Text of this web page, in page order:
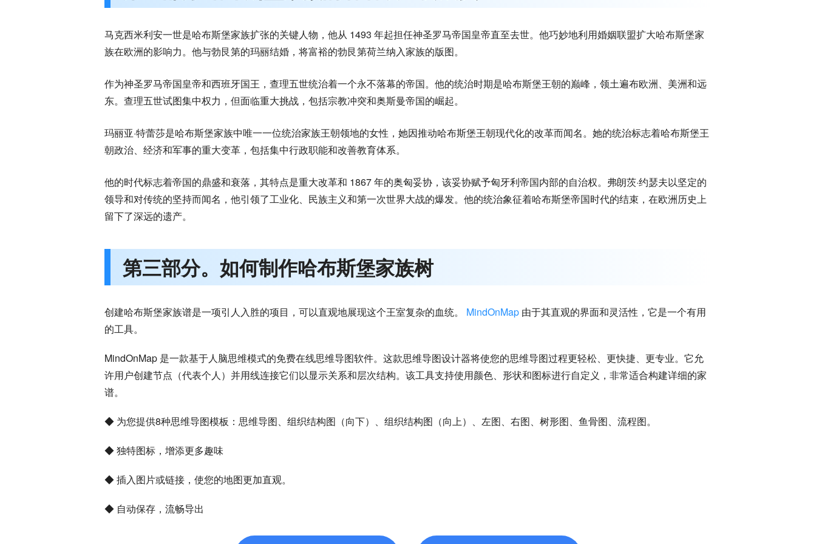
马克西米利安一世是哈布斯堡家族扩张的关键人物，他从 1493 年起担任神圣罗马帝国皇帝直至去世。他巧妙地利用婚姻联盟扩大哈布斯堡家
族在欧洲的影响力。他与勃艮第的玛丽结婚，将富裕的勃艮第荷兰纳入家族的版图。
作为神圣罗马帝国皇帝和西班牙国王，查理五世统治着一个永不落幕的帝国。他的统治时期是哈布斯堡王朝的巅峰，领土遍布欧洲、美洲和远
东。查理五世试图集中权力，但面临重大挑战，包括宗教冲突和奥斯曼帝国的崛起。
玛丽亚·特蕾莎是哈布斯堡家族中唯一一位统治家族王朝领地的女性，她因推动哈布斯堡王朝现代化的改革而闻名。她的统治标志着哈布斯堡王
朝政治、经济和军事的重大变革，包括集中行政职能和改善教育体系。
他的时代标志着帝国的鼎盛和衰落，其特点是重大改革和 1867 年的奥匈妥协，该妥协赋予匈牙利帝国内部的自治权。弗朗茨·约瑟夫以坚定的
领导和对传统的坚持而闻名，他引领了工业化、民族主义和第一次世界大战的爆发。他的统治象征着哈布斯堡帝国时代的结束，在欧洲历史上
留下了深远的遗产。
第三部分。如何制作哈布斯堡家族树
创建哈布斯堡家族谱是一项引人入胜的项目，可以直观地展现这个王室复杂的血统。 MindOnMap 由于其直观的界面和灵活性，它是一个有用
的工具。
MindOnMap 是一款基于人脑思维模式的免费在线思维导图软件。这款思维导图设计器将使您的思维导图过程更轻松、更快捷、更专业。它允
许用户创建节点（代表个人）并用线连接它们以显示关系和层次结构。该工具支持使用颜色、形状和图标进行自定义，非常适合构建详细的家
谱。
◆ 为您提供8种思维导图模板：思维导图、组织结构图（向下）、组织结构图（向上）、左图、右图、树形图、鱼骨图、流程图。
◆ 独特图标，增添更多趣味
◆ 插入图片或链接，使您的地图更加直观。
◆ 自动保存，流畅导出